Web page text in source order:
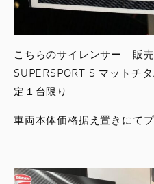
こちらのサイレンサー 販
SUPERSPORT S マットチ
定１台限り
車両本体価格据え置きにて